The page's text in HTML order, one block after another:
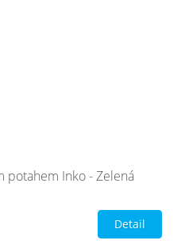
potahem Inko - Zelená
Detail